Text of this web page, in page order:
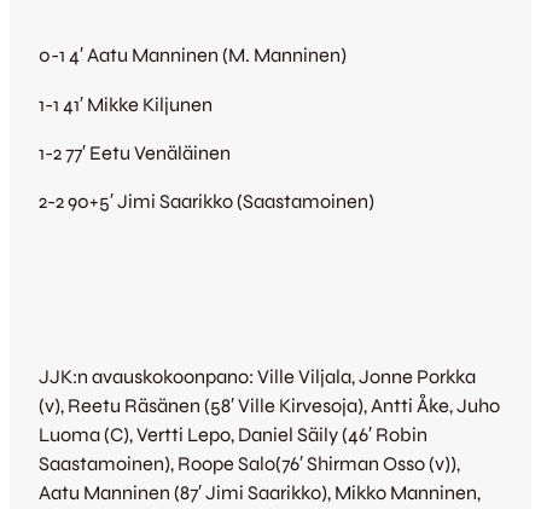
0-1 4′ Aatu Manninen (M. Manninen)
1-1 41′ Mikke Kiljunen
1-2 77′ Eetu Venäläinen
2-2 90+5′ Jimi Saarikko (Saastamoinen)
JJK:n avauskokoonpano: Ville Viljala, Jonne Porkka
(v), Reetu Räsänen (58′ Ville Kirvesoja), Antti Åke, Juho
Luoma (C), Vertti Lepo, Daniel Säily (46′ Robin
Saastamoinen), Roope Salo(76′ Shirman Osso (v)),
Aatu Manninen (87′ Jimi Saarikko), Mikko Manninen,